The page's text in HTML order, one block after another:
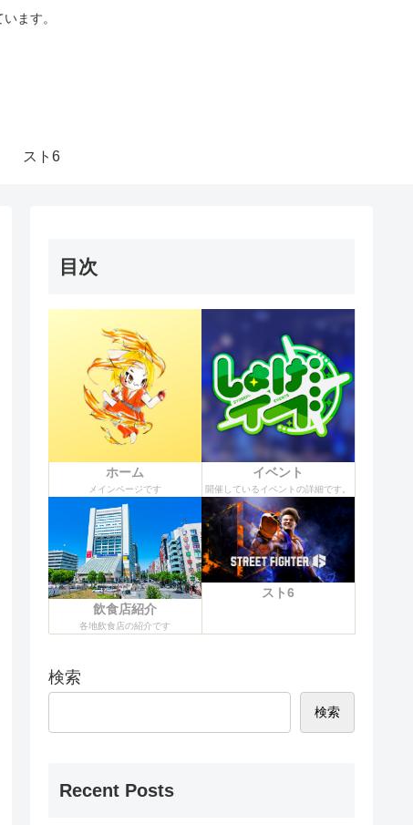
ます。
スト6
目次
ホーム
メインページです
イベント
開催しているイベントの詳細です。
飲食店紹介
各地飲食店の紹介です
スト6
検索
検索
Recent Posts